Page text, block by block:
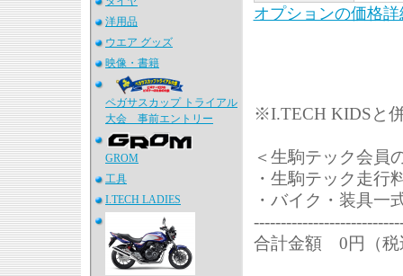
洋用品
ウエア グッズ
映像・書籍
ペガサスカップ トライアル
大会 事前エントリー
GROM
工具
I.TECH LADIES
オプションの価格
※I.TECH KIDSと
＜生駒テック会員
・生駒テック走行
・バイク・装具一
合計金額 0円（税